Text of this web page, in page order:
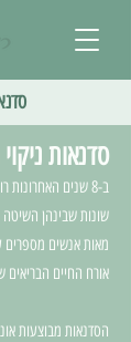
סדנאות
ב-8 שנים
שונות שבינהן
מאות אנשים מספרים
אורח החיים הבריאים
הסדנאות מבוצעות